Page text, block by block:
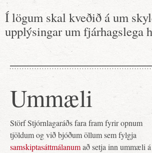
Í lögum skal kveðið á um
upplýsingar um fjárhagslega
Ummæli
Störf Stjórnlagaráðs fara fram fyrir opnum
tjöldum og við bjóðum öllum sem fylgja
samskiptasáttmálanumað setja inn ummæli á